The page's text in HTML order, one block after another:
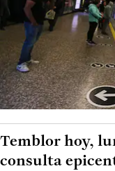
Temblor hoy,
consulta